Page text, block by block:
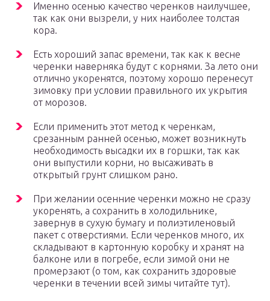
Именно осенью качество черенков наилучшее,
так как они вызрели, у них наиболее толстая
кора.
Есть хороший запас времени, так как к весне
черенки наверняка будут с корнями. За лето они
отлично укоренятся, поэтому хорошо перенесут
зимовку при условии правильного их укрытия
от морозов.
Если применить этот метод к черенкам,
срезанным ранней осенью, может возникнуть
необходимость высадки их в горшки, так как
они выпустили корни, но высаживать в
открытый грунт слишком рано.
При желании осенние черенки можно не сразу
укоренять, а сохранить в холодильнике,
завернув в сухую бумагу и полиэтиленовый
пакет с отверстиями. Если черенков много, их
складывают в картонную коробку и хранят на
балконе или в погребе, если зимой они не
промерзают (о том, как сохранить здоровые
черенки в течении всей зимы читайте тут).